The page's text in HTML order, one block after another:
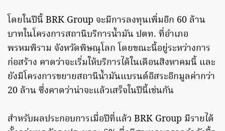
โดยในปีนี้ BRK Group จะมีการลงทุนเพิ่มอีก 60 ล้าน
บาทในโครงการสถานีบริการน้ำมัน ปตท. ที่อำเภอ
พรหมพิราม จังหวัดพิษณุโลก โดยขณะนี้อยู่ระหว่างการ
ก่อสร้าง คาดว่าจะเริ่มให้บริการได้ในเดือนสิงหาคมนี้ และ
ยังมีโครงการขยายสถานีน้ำมันแบรนด์อิสระอีกมูลค่ากว่า
20 ล้าน ซึ่งคาดว่าน่าจะแล้วเสร็จในปีนี้เช่นกัน
สำหรับผลประกอบการเมื่อปีที่แล้ว BRK Group มีรายได้